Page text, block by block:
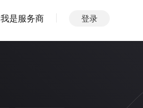
我是服务商 登录